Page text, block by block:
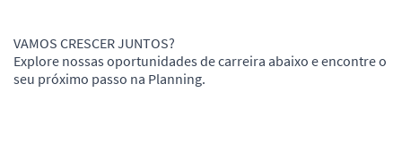
VAMOS CRESCER JUNTOS?
Explore nossas oportunidades de carreira abaixo e encontre o
seu próximo passo na Planning.